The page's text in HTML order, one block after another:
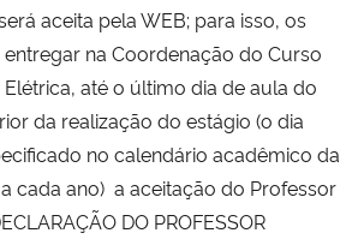
e dos Direitos Humanos
aceita pela WEB; para isso, os
na Coordenação do Curso
até o último dia de aula do
da realização do estágio (o dia
no calendário acadêmico da
cada ano) a aceitação do Professor
DO PROFESSOR